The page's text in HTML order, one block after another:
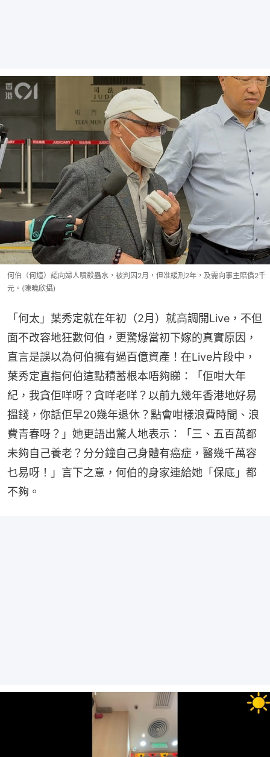
何伯（何煊）認向婦人噴殺蟲水，被判囚2月，但准緩刑2年，及需向事主賠償2千
元。(陳曉欣攝)
「何太」葉秀定就在年初（2月）就高調開Live，不但
面不改容地狂數何伯，更驚爆當初下嫁的真實原因，
直言是誤以為何伯擁有過百億資產！在Live片段中，
葉秀定直指何伯這點積蓄根本唔夠睇：「佢咁大年
紀，我貪佢咩呀？貪咩老咩？以前九幾年香港地好易
搵錢，你話佢早20幾年退休？點會咁樣浪費時間、浪
費青春呀？」她更語出驚人地表示：「三、五百萬都
未夠自己養老？分分鐘自己身體有癌症，醫幾千萬容
乜易呀！」言下之意，何伯的身家連給她「保底」都
不夠。